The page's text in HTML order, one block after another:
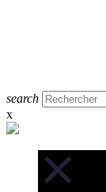
search
x